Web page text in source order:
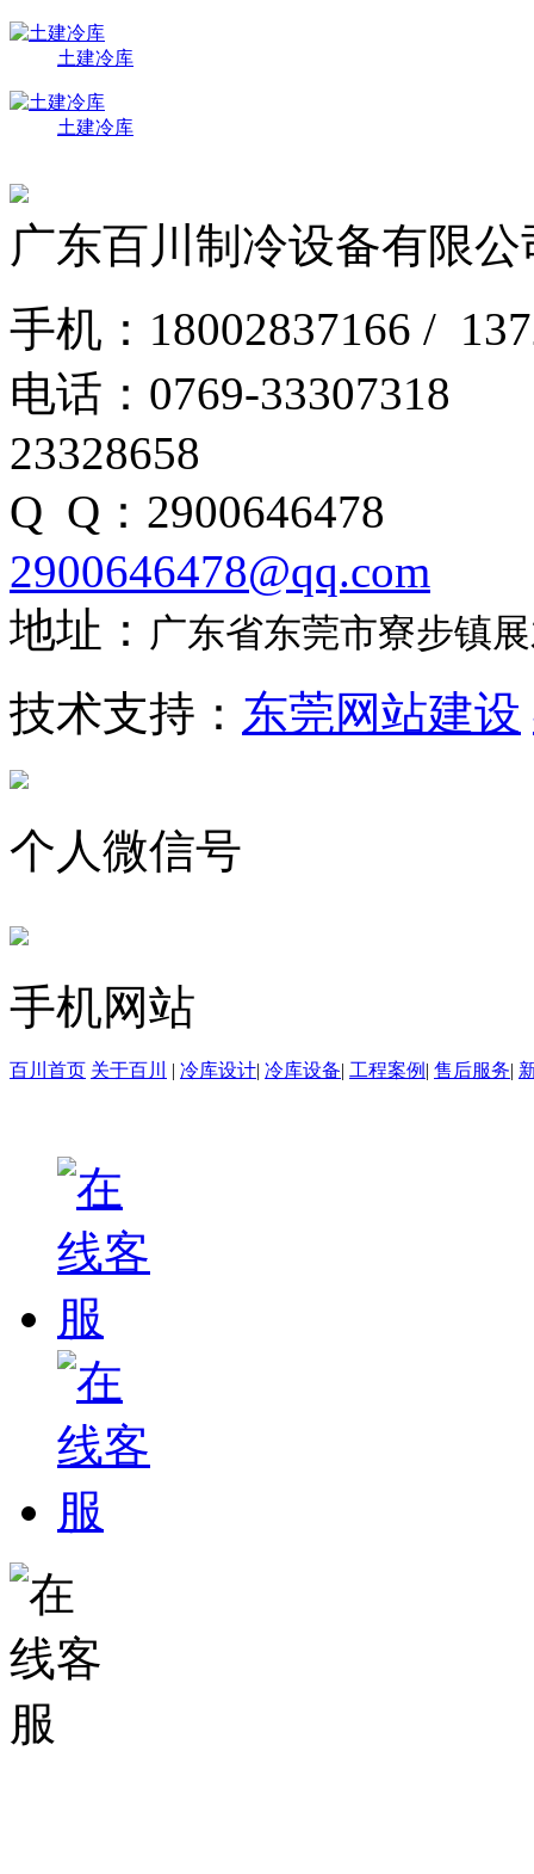
土建冷库
土建冷库
广东百川制冷设备有限公
手机：18002837166 /
电话：0769-
23328658
Q Q：
2900646478@qq.com
地址： 广东省东莞市寮步镇
技术支持： 东莞网站建设
个人微信号
手机网站
百川首页 关于百川 | 冷库设计| 冷库设备| 工程案例 | 售后服务|